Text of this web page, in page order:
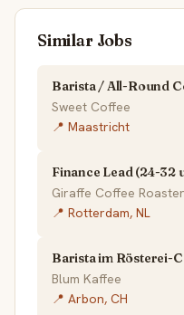
Similar Jobs
Barista / All-Round
Sweet Coffee
📍 Maastricht
Finance Lead (24-32
Giraffe Coffee
📍 Rotterdam, NL
Barista im Rösterei-
Blum Kaffee
📍 Arbon, CH